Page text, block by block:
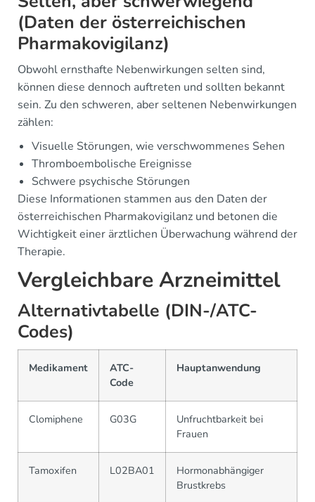
(Daten der österreichischen
Pharmakovigilanz)
Obwohl ernsthafte Nebenwirkungen selten sind,
können diese dennoch auftreten und sollten bekannt
sein. Zu den schweren, aber seltenen Nebenwirkungen
zählen:
Visuelle Störungen, wie verschwommenes Sehen
Thromboembolische Ereignisse
Schwere psychische Störungen
Diese Informationen stammen aus den Daten der
österreichischen Pharmakovigilanz und betonen die
Wichtigkeit einer ärztlichen Überwachung während der
Therapie.
Vergleichbare Arzneimittel
Alternativtabelle (DIN-/ATC-
Codes)
Medikament
ATC-
Code
Hauptanwendung
Clomiphene G03G
Unfruchtbarkeit bei
Frauen
Tamoxifen L02BA01
Hormonabhängiger
Brustkrebs